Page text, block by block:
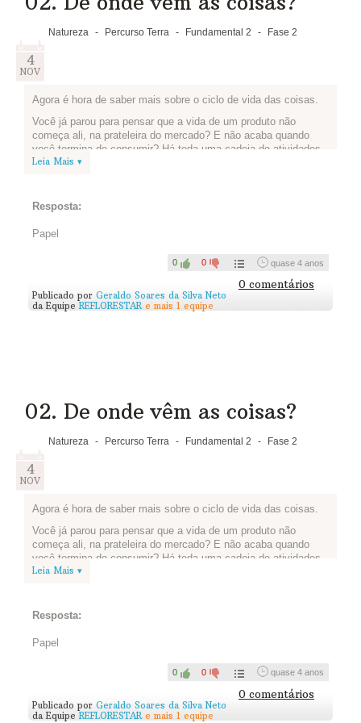
Natureza - Percurso Terra - Fundamental 2 - Fase 2
4
NOV
Agora é hora de saber mais sobre o ciclo de vida das coisas.
Você já parou para pensar que a vida de um produto não
começa ali, na prateleira do mercado? E não acaba quando
você termina de consumir? Há toda uma cadeia de atividades
para que isso aconteça, e todas tem impactos no meio
Braskem, que te ajuda a entender mais sobre esse conceito.
e buscar em sites e livros ou perguntando para seus
escolheram na atividade anterior - incluindo o balde!
Algumas perguntas podem ajudar a orientar suas buscas: que
tipo de recurso natural foi utilizado para produzir este produto?
correto?
produto - pode ser texto, desenho, história em quadrinhos, foto
Leia Mais ▾
Resposta:
Papel
0 0 quase 4 anos
0 comentários
Publicado por Geraldo Soares da Silva Neto
da Equipe REFLORESTARe mais 1 equipe
02. De onde vêm as coisas?
Natureza - Percurso Terra - Fundamental 2 - Fase 2
4
NOV
Agora é hora de saber mais sobre o ciclo de vida das coisas.
Você já parou para pensar que a vida de um produto não
começa ali, na prateleira do mercado? E não acaba quando
você termina de consumir? Há toda uma cadeia de atividades
para que isso aconteça, e todas tem impactos no meio
Braskem, que te ajuda a entender mais sobre esse conceito.
e buscar em sites e livros ou perguntando para seus
escolheram na atividade anterior - incluindo o balde!
Algumas perguntas podem ajudar a orientar suas buscas: que
tipo de recurso natural foi utilizado para produzir este produto?
Leia Mais ▾
Resposta:
Papel
0 0 quase 4 anos
0 comentários
Publicado por Geraldo Soares da Silva Neto
da Equipe REFLORESTARe mais 1 equipe